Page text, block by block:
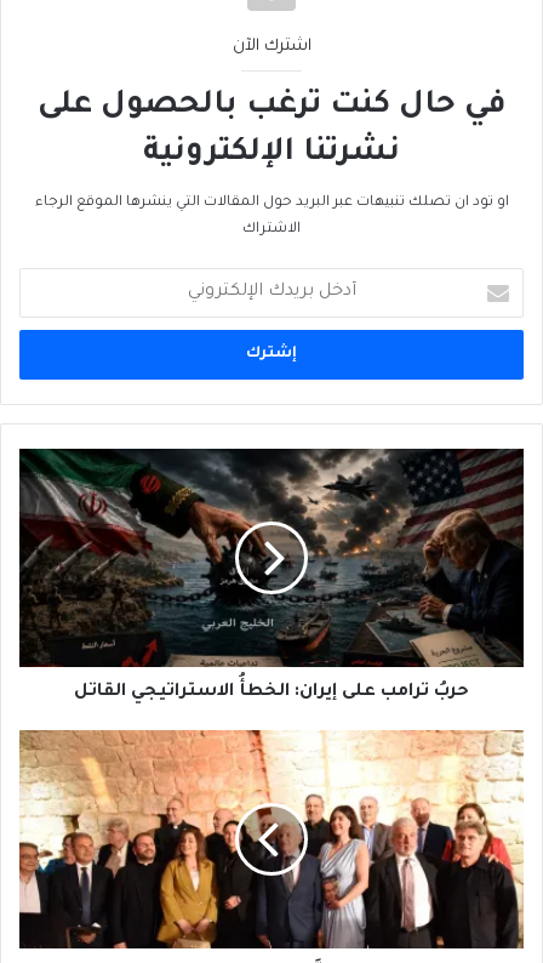
اشترك الآن
في حال كنت ترغب بالحصول على
نشرتنا الإلكترونية
او تود ان تصلك تنبيهات عبر البريد حول المقالات التي ينشرها الموقع الرجاء
الاشتراك
بريدك
الإلكتروني
حربُ
ترامب
على
إيران:
الخطأُ
الاستراتيجي
حربُ ترامب على إيران: الخطأُ الاستراتيجي القاتل
"فيلوكاليَّا"
تبتهل
"إِلى
مريم"